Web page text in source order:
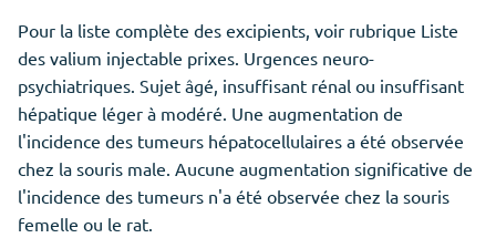
Pour la liste complète des excipients, voir rubrique Liste
des valium injectable prixes. Urgences neuro-
psychiatriques. Sujet âgé, insuffisant rénal ou insuffisant
hépatique léger à modéré. Une augmentation de
l'incidence des tumeurs hépatocellulaires a été observée
chez la souris male. Aucune augmentation significative de
l'incidence des tumeurs n'a été observée chez la souris
femelle ou le rat.